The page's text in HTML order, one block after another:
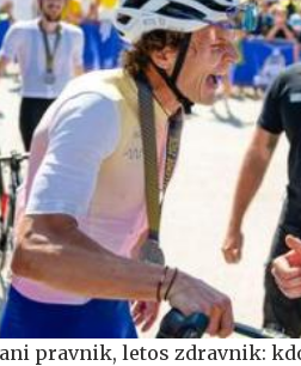
pravnik, letos zdravnik: